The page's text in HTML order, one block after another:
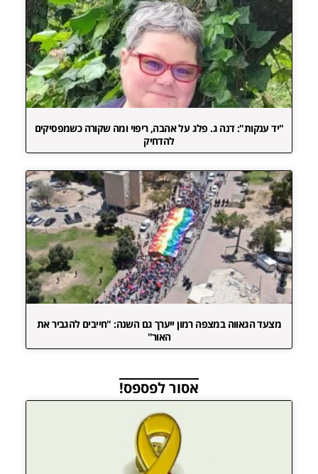
"יד ענקות": דנה ג. פלג על אהבה, ריפוי ומה שקורה כשמפסיקים
להדחיק
מצעד הגאווה במצפה רמון ייערך גם השנה: "חייבים להגביר את
האור"
אסור לפספס!